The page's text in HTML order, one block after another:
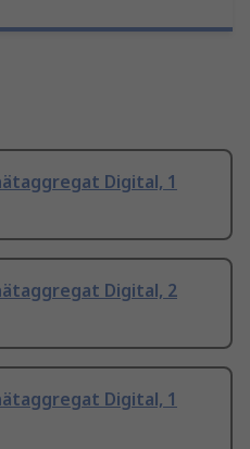
Digital, 1
Digital, 2
Digital, 1